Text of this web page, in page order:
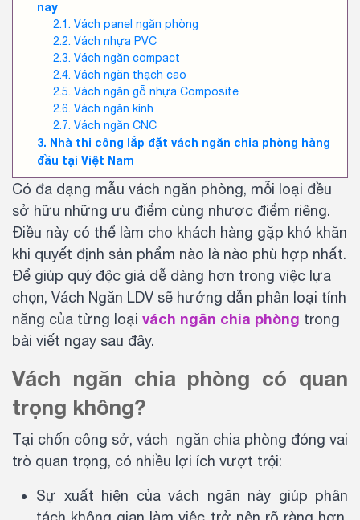
nay
Vách panel ngăn phòng
Vách nhựa PVC
Vách ngăn compact
Vách ngăn thạch cao
Vách ngăn gỗ nhựa Composite
Vách ngăn kính
Vách ngăn CNC
Nhà thi công lắp đặt vách ngăn chia phòng hàng
đầu tại Việt Nam
Có đa dạng mẫu vách ngăn phòng, mỗi loại đều
sở hữu những ưu điểm cùng nhược điểm riêng.
Điều này có thể làm cho khách hàng gặp khó khăn
khi quyết định sản phẩm nào là nào phù hợp nhất.
Để giúp quý độc giả dễ dàng hơn trong việc lựa
chọn, Vách Ngăn LDV sẽ hướng dẫn phân loại tính
năng của từng loại vách ngăn chia phòng trong
bài viết ngay sau đây.
Vách ngăn chia phòng có quan
trọng không?
Tại chốn công sở, vách ngăn chia phòng đóng vai
trò quan trọng, có nhiều lợi ích vượt trội:
Sự xuất hiện của vách ngăn này giúp phân